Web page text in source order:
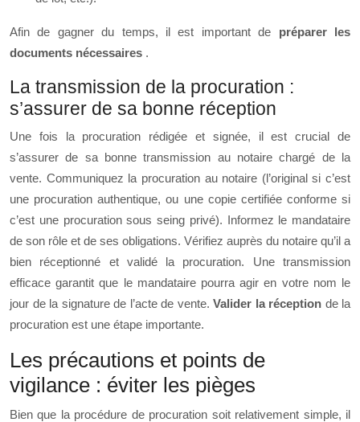
Afin de gagner du temps, il est important de préparer les
documents nécessaires .
La transmission de la procuration :
s’assurer de sa bonne réception
Une fois la procuration rédigée et signée, il est crucial de
s’assurer de sa bonne transmission au notaire chargé de la
vente. Communiquez la procuration au notaire (l’original si c’est
une procuration authentique, ou une copie certifiée conforme si
c’est une procuration sous seing privé). Informez le mandataire
de son rôle et de ses obligations. Vérifiez auprès du notaire qu’il a
bien réceptionné et validé la procuration. Une transmission
efficace garantit que le mandataire pourra agir en votre nom le
jour de la signature de l’acte de vente. Valider la réception de la
procuration est une étape importante.
Les précautions et points de
vigilance : éviter les pièges
Bien que la procédure de procuration soit relativement simple, il